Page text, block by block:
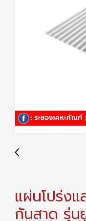
แผ่นโปร่ง
กันสาด รุ่น